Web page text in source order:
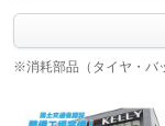
保証項目
計200
当店の
対応１
※消耗部品（タイヤ・バ